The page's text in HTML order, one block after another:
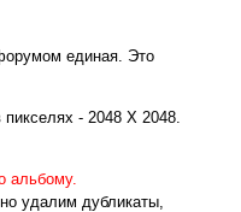
единая. Это
- 2048 X 2048.
альбому.
удалим дубликаты,